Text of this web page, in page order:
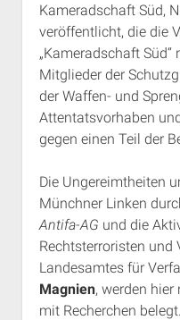
Kameradschaft Süd,
veröffentlicht, die die
„Kameradschaft
Mitglieder der
der Waffen- und
Attentatsvorhaben
gegen einen Teil der
Die Ungereimtheiten
Münchner Linken
Antifa-AG und die
Rechtsterroristen und
Landesamtes für
Magnien, werden
mit Recherchen belegt.